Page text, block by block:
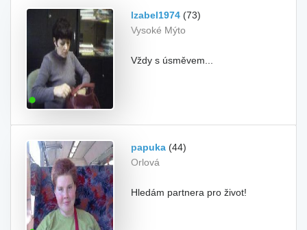
Izabel1974 (73)
Vysoké Mýto
Vždy s úsměvem...
papuka (44)
Orlová
Hledám partnera pro život!